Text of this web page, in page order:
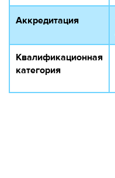
Аккредитация
Квалификационная
категория